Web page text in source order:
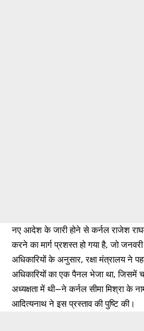
नए आदेश के जारी होने से कर्नल राजेश
करने का मार्ग प्रशस्त हो गया है, जो
अधिकारियों के अनुसार, रक्षा मंत्रालय ने
अधिकारियों का एक पैनल भेजा था, जिसमें
अध्यक्षता में थी—ने कर्नल सीमा मिश्रा के
आदित्यनाथ ने इस प्रस्ताव की पुष्टि की।